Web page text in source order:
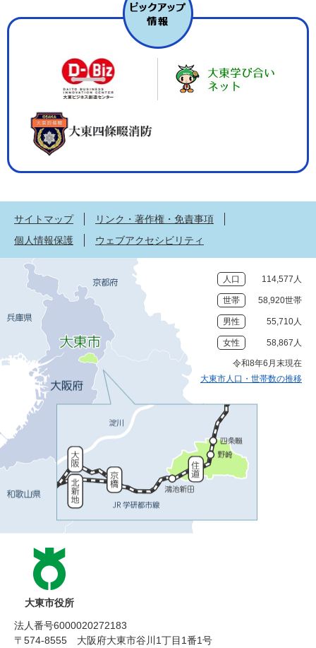
サイトマップ
リンク・著作権・免責事項
個人情報保護
ウェブアクセシビリティ
人口 114,577人
世帯 58,920世帯
男性 55,710人
女性 58,867人
令和8年6月末現在
大東市人口・世帯数の推移
大東市役所
法人番号6000020272183
〒574-8555 大阪府大東市谷川1丁目1番1号